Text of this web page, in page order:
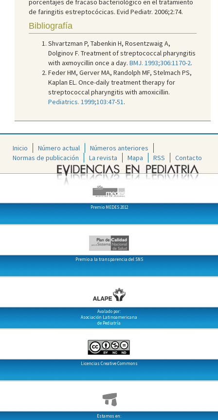
de faringitis estreptocócicas. Evid Pediatr. 2006;2:74.
Bibliografía
Shvartzman P, Tabenkin H, Rosentzwaig A,
Dolginov F. Treatment of streptococcal pharyngitis
with axmoycillin once a day. BMJ. 1993;306:1170-2.
Feder HM, Gerver MA, Randolph MF, Stelmach PS,
Kaplan EL. Once-daily treatment therapy for
streptococcal pharyngitis with amoxicillin.
Pediatrics. 1999;103:47-51 .
Inicio Número actual
Números anteriores
Normas de publicación
La revista Mapa RSS Contacto
Premio MEDES 2012
Premio a la transparencia del SNS
Avalado por:
Asociación Latinoamericana
de Pediatría
Licencias Creative Commons
Estamos en: